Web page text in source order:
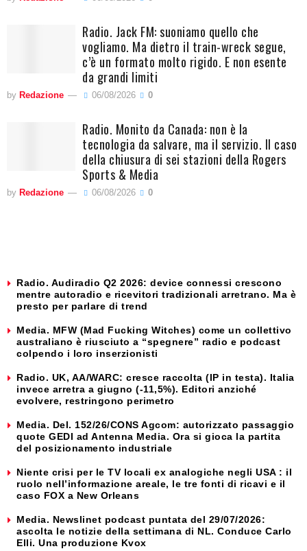
Radio. Jack FM: suoniamo quello che
vogliamo. Ma dietro il train-wreck segue,
c’è un formato molto rigido. E non esente
da grandi limiti
by Redazione 06/08/2026 0
Radio. Monito da Canada: non è la
tecnologia da salvare, ma il servizio. Il caso
della chiusura di sei stazioni della Rogers
Sports & Media
by Redazione 06/08/2026 0
Radio. Audiradio Q2 2026: device connessi crescono
mentre autoradio e ricevitori tradizionali arretrano. Ma è
presto per parlare di trend
Media. MFW (Mad Fucking Witches) come un collettivo
australiano è riusciuto a “spegnere” radio e podcast
colpendo i loro inserzionisti
Radio. UK, AA/WARC: cresce raccolta (IP in testa). Italia
invece arretra a giugno (-11,5%). Editori anziché
evolvere, restringono perimetro
Media. Del. 152/26/CONS Agcom: autorizzato passaggio
quote GEDI ad Antenna Media. Ora si gioca la partita
del posizionamento industriale
Niente crisi per le TV locali ex analogiche negli USA : il
ruolo nell’informazione areale, le tre fonti di ricavi e il
caso FOX a New Orleans
Media. Newslinet podcast puntata del 29/07/2026:
ascolta le notizie della settimana di NL. Conduce Carlo
Elli. Una produzione Kvox